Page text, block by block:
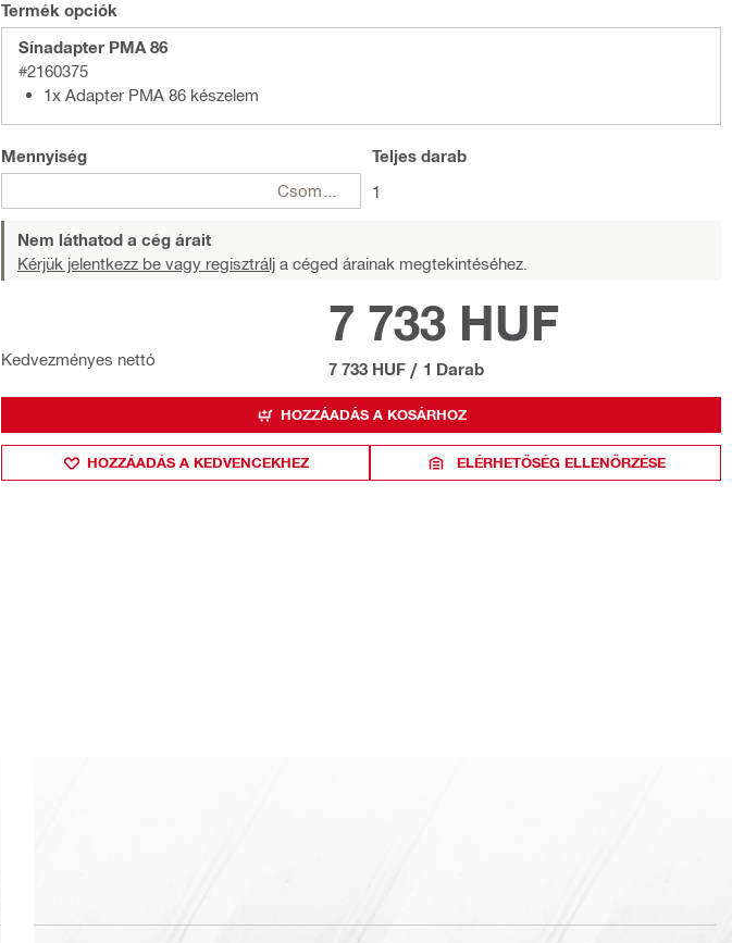
Termék opciók
Sínadapter PMA 86
#2160375
1x Adapter PMA 86 készelem
Mennyiség
Teljes darab
1
Nem láthatod a cég árait
Kérjük jelentkezz be vagy regisztrálj a céged árainak megtekintéséhez.
Kedvezményes nettó
7 733 HUF
7 733 HUF / 1 Darab
HOZZÁADÁS A KOSÁRHOZ
HOZZÁADÁS A KEDVENCEKHEZ ELÉRHETŐSÉG ELLENŐRZÉSE